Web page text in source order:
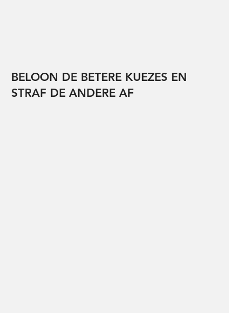
BELOON DE BETERE KUEZES EN
STRAF DE ANDERE AF